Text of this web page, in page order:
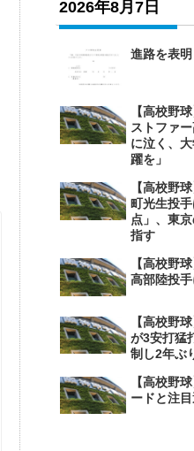
2026年8月7日
進路を表明
【高校野
ストファ
に泣く、
躍を」
【高校野
町光生投
点」、東
指す
【高校野
高部陸投
【高校野
が3安打猛
制し2年ぶ
【高校野
ードと注